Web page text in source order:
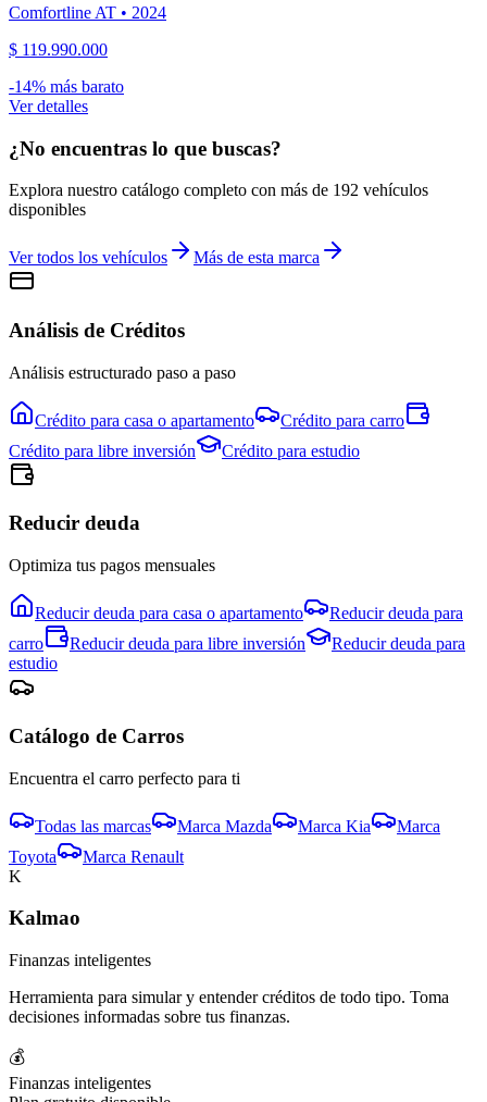
Comfortline AT • 2024
$ 119.990.000
-14% más barato
Ver detalles
¿No encuentras lo que buscas?
Explora nuestro catálogo completo con más de 192 vehículos
disponibles
Ver todos los vehículos Más de esta marca
Análisis de Créditos
Análisis estructurado paso a paso
Crédito para casa o apartamento Crédito para carro
Crédito para libre inversión Crédito para estudio
Reducir deuda
Optimiza tus pagos mensuales
Reducir deuda para casa o apartamento
Reducir deuda para
carro
Reducir deuda para libre inversión
Reducir deuda para
estudio
Catálogo de Carros
Encuentra el carro perfecto para ti
Todas las marcas Marca Mazda Marca Kia
Marca
Toyota
Marca Renault
K
Kalmao
Finanzas inteligentes
Herramienta para simular y entender créditos de todo tipo. Toma
decisiones informadas sobre tus finanzas.
💰
Finanzas inteligentes